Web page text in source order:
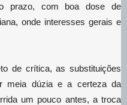
prazo, com boa dose de
onde interesses gerais e
de crítica, as substituições
meia dúzia e a certeza da
um pouco antes, a troca